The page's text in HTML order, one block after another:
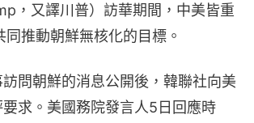
，又譯川普）訪華期間，中美皆重
同推動朝鮮無核化的目標。
問朝鮮的消息公開後，韓聯社向美
要求。美國務院發言人5日回應時